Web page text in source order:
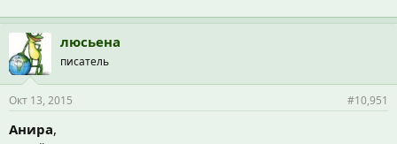
люсьена
писатель
Окт 13, 2015 #10,951
Анира,